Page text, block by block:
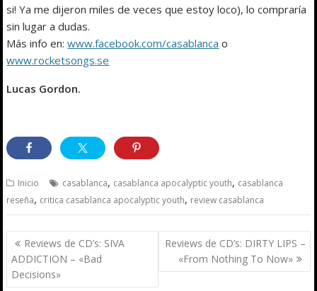
si! Ya me dijeron miles de veces que estoy loco), lo compraría
sin lugar a dudas.
Más info en:www.facebook.com/casablanca o
www.rocketsongs.se
Lucas Gordon.
Inicio casablanca, casablanca apocalyptic youth, casablanca
reseña, critica casablanca apocalyptic youth, review casablanca
Navegación
de
entradas
Reviews de CD’s: SIVA
ADDICTION – «Bad
Decisions»
Reviews de CD’s: DIRTY LIPS –
«From Nothing To Now»